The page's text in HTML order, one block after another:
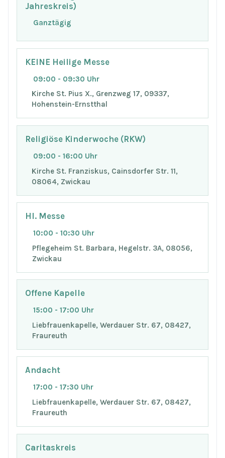
Jahreskreis)
Ganztägig
KEINE Heilige Messe
09:00 - 09:30 Uhr
Kirche St. Pius X., Grenzweg 17, 09337,
Hohenstein-Ernstthal
Religiöse Kinderwoche (RKW)
09:00 - 16:00 Uhr
Kirche St. Franziskus, Cainsdorfer Str. 11,
08064, Zwickau
Hl. Messe
10:00 - 10:30 Uhr
Pflegeheim St. Barbara, Hegelstr. 3A, 08056,
Zwickau
Offene Kapelle
15:00 - 17:00 Uhr
Liebfrauenkapelle, Werdauer Str. 67, 08427,
Fraureuth
Andacht
17:00 - 17:30 Uhr
Liebfrauenkapelle, Werdauer Str. 67, 08427,
Fraureuth
Caritaskreis